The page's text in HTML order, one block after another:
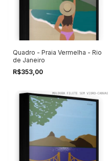
Quadro - Praia Vermelha - Rio
de Janeiro
R$353,00